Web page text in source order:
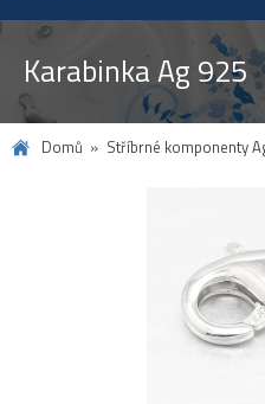
Karabinka Ag 925
Domů Stříbrné komponenty